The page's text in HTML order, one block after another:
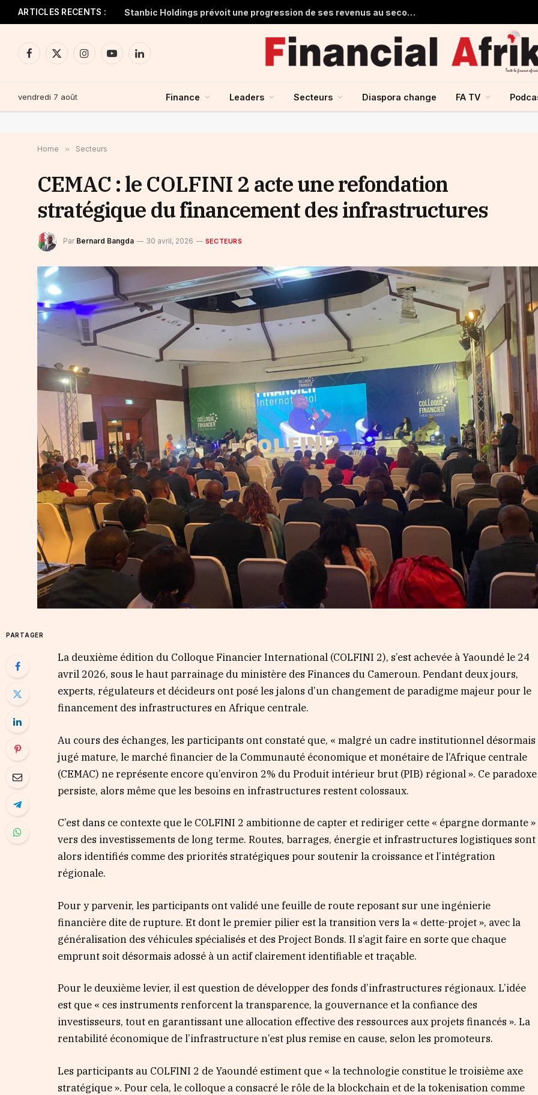
ARTICLES RECENTS : Stanbic Holdings prévoit une progression de ses revenus au second semestre grâce à la reprise du crédit
Facebook
X
InstagramYouTubeLinkedIn
vendredi 7 août Finance Leaders Secteurs Diaspora change FA TV
Home » Secteurs
CEMAC : le COLFINI 2 acte une refondation
stratégique du financement des infrastructures
Par Bernard Bangda 30 avril, 2026 SECTEURS
PARTAGER
La deuxième édition du Colloque Financier International (COLFINI 2), s’est achevée à Yaoundé le 24
avril 2026, sous le haut parrainage du ministère des Finances du Cameroun. Pendant deux jours,
experts, régulateurs et décideurs ont posé les jalons d’un changement de paradigme majeur pour le
financement des infrastructures en Afrique centrale.
Au cours des échanges, les participants ont constaté que, « malgré un cadre institutionnel désormais
jugé mature, le marché financier de la Communauté économique et monétaire de l’Afrique centrale
(CEMAC) ne représente encore qu’environ 2% du Produit intérieur brut (PIB) régional ». Ce paradoxe
persiste, alors même que les besoins en infrastructures restent colossaux.
C’est dans ce contexte que le COLFINI 2 ambitionne de capter et rediriger cette « épargne dormante »
vers des investissements de long terme. Routes, barrages, énergie et infrastructures logistiques sont
alors identifiés comme des priorités stratégiques pour soutenir la croissance et l’intégration
régionale.
Pour y parvenir, les participants ont validé une feuille de route reposant sur une ingénierie
financière dite de rupture. Et dont le premier pilier est la transition vers la « dette-projet », avec la
généralisation des véhicules spécialisés et des Project Bonds. Il s’agit faire en sorte que chaque
emprunt soit désormais adossé à un actif clairement identifiable et traçable.
Pour le deuxième levier, il est question de développer des fonds d’infrastructures régionaux. L’idée
est que « ces instruments renforcent la transparence, la gouvernance et la confiance des
investisseurs, tout en garantissant une allocation effective des ressources aux projets financés ». La
rentabilité économique de l’infrastructure n’est plus remise en cause, selon les promoteurs.
Les participants au COLFINI 2 de Yaoundé estiment que « la technologie constitue le troisième axe
stratégique ». Pour cela, le colloque a consacré le rôle de la blockchain et de la tokenisation comme